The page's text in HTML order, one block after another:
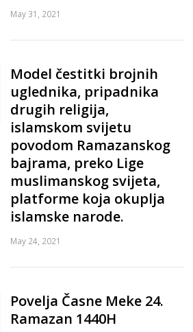
May 31, 2021
Model čestitki brojnih
uglednika, pripadnika
drugih religija,
islamskom svijetu
povodom Ramazanskog
bajrama, preko Lige
muslimanskog svijeta,
platforme koja okuplja
islamske narode.
May 24, 2021
Povelja Časne Meke 24.
Ramazan 1440H